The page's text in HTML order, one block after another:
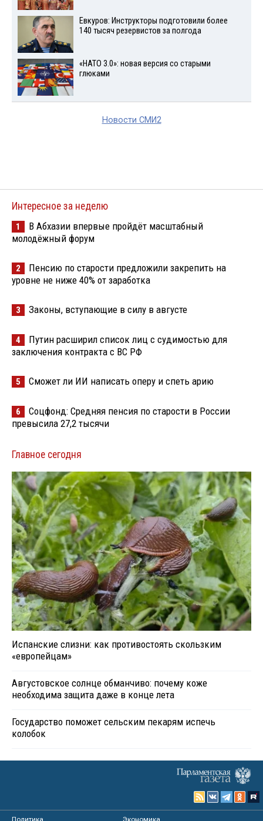
Евкуров: Инструкторы подготовили более
140 тысяч резервистов за полгода
«НАТО 3.0»: новая версия со старыми
глюками
Новости СМИ2
Интересное за неделю
1
В Абхазии впервые пройдёт масштабный
молодёжный форум
2
Пенсию по старости предложили закрепить на
уровне не ниже 40% от заработка
3 Законы, вступающие в силу в августе
4
Путин расширил список лиц с судимостью для
заключения контракта с ВС РФ
5 Сможет ли ИИ написать оперу и спеть арию
6
Соцфонд: Средняя пенсия по старости в России
превысила 27,2 тысячи
Главное сегодня
Испанские слизни: как противостоять скользким
«европейцам»
Августовское солнце обманчиво: почему коже
необходима защита даже в конце лета
Государство поможет сельским пекарям испечь
колобок
Политика
Экономика